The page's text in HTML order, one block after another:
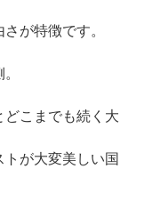
が特徴です。
どこまでも続く大
が大変美しい国